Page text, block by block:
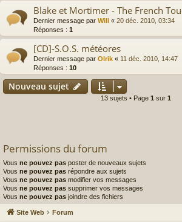
Blake et Mortimer - The French
Dernier message par Will « 20 déc. 2010, 03:34
Réponses : 1
[CD]-S.O.S. météores
Dernier message par Olrik « 11 déc. 2010, 14:47
Réponses : 10
Nouveau sujet
13 sujets • Page 1 sur 1
Permissions du forum
Vous ne pouvez pas poster de nouveaux sujets
Vous ne pouvez pas répondre aux sujets
Vous ne pouvez pas modifier vos messages
Vous ne pouvez pas supprimer vos messages
Vous ne pouvez pas joindre des fichiers
Site Web Forum